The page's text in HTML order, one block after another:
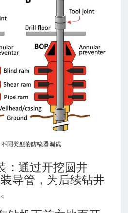
：通过开挖圆井
装导管，为后续钻井